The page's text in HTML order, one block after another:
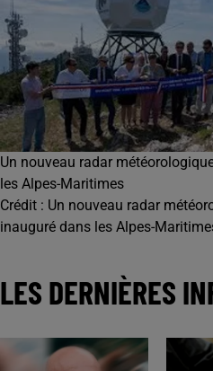
Un nouveau radar
les Alpes-Maritimes
Crédit : Un nouveau radar
inauguré dans les Alpes-
LES DERNIÈRES